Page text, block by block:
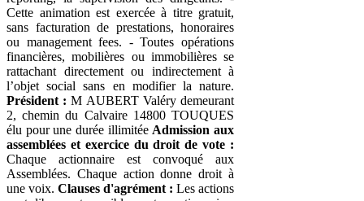
Cette animation est exercée à titre gratuit,
sans facturation de prestations, honoraires
ou management fees. - Toutes opérations
financières, mobilières ou immobilières se
rattachant directement ou indirectement à
l’objet social sans en modifier la nature.
Président : M AUBERT Valéry demeurant
2, chemin du Calvaire 14800 TOUQUES
élu pour une durée illimitée Admission aux
assemblées et exercice du droit de vote :
Chaque actionnaire est convoqué aux
Assemblées. Chaque action donne droit à
une voix. Clauses d'agrément : Les actions